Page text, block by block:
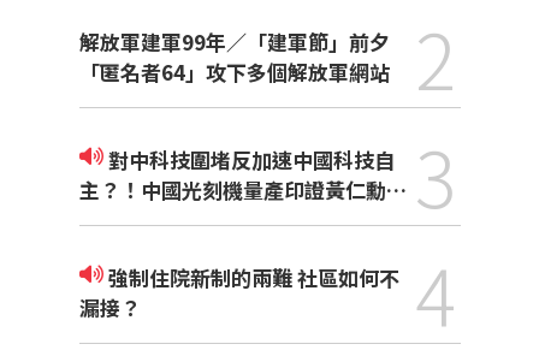
解放軍建軍99年／「建軍節」前夕
「匿名者64」攻下多個解放軍網站
2
對中科技圍堵反加速中國科技自
主？！中國光刻機量產印證黃仁勳觀
點
3
強制住院新制的兩難 社區如何不
漏接？
4